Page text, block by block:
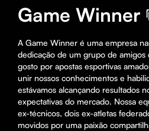
Game Winner
A Game Winner é uma empresa
dedicação de um grupo de amigos
gosto por apostas esportivas
unir nossos conhecimentos e
estávamos alcançando resultados
expectativas do mercado. Nossa
ex-técnicos, dois ex-atletas
movidos por uma paixão